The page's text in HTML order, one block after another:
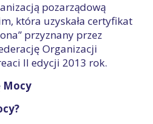
pozarządową
która uzyskała certyfikat
przyznany przez
Organizacji
II edycji 2013 rok.
Mocy